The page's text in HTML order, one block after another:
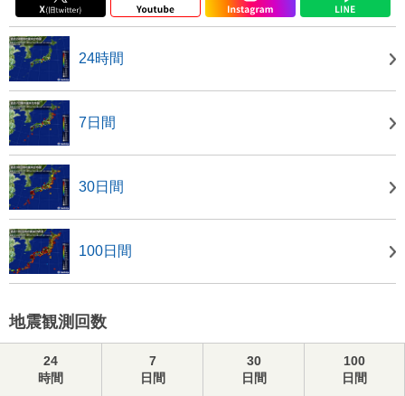
24時間
7日間
30日間
100日間
地震観測回数
24
時間
7
日間
30
日間
100
日間